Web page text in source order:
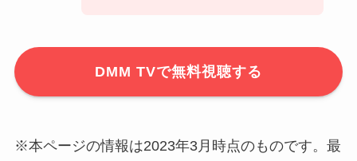
DMM TVで無料視聴する
※本ページの情報は2023年3月時点のものです。最